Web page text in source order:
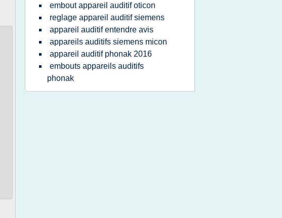
embout appareil auditif oticon
reglage appareil auditif siemens
appareil auditif entendre avis
appareils auditifs siemens micon
appareil auditif phonak 2016
embouts appareils auditifs
phonak